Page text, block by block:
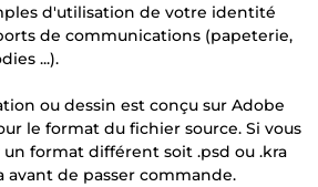
d'utilisation de votre identité
de communications (papeterie,
...).
ou dessin est conçu sur Adobe
le format du fichier source. Si vous
format différent soit .psd ou .kra
avant de passer commande.